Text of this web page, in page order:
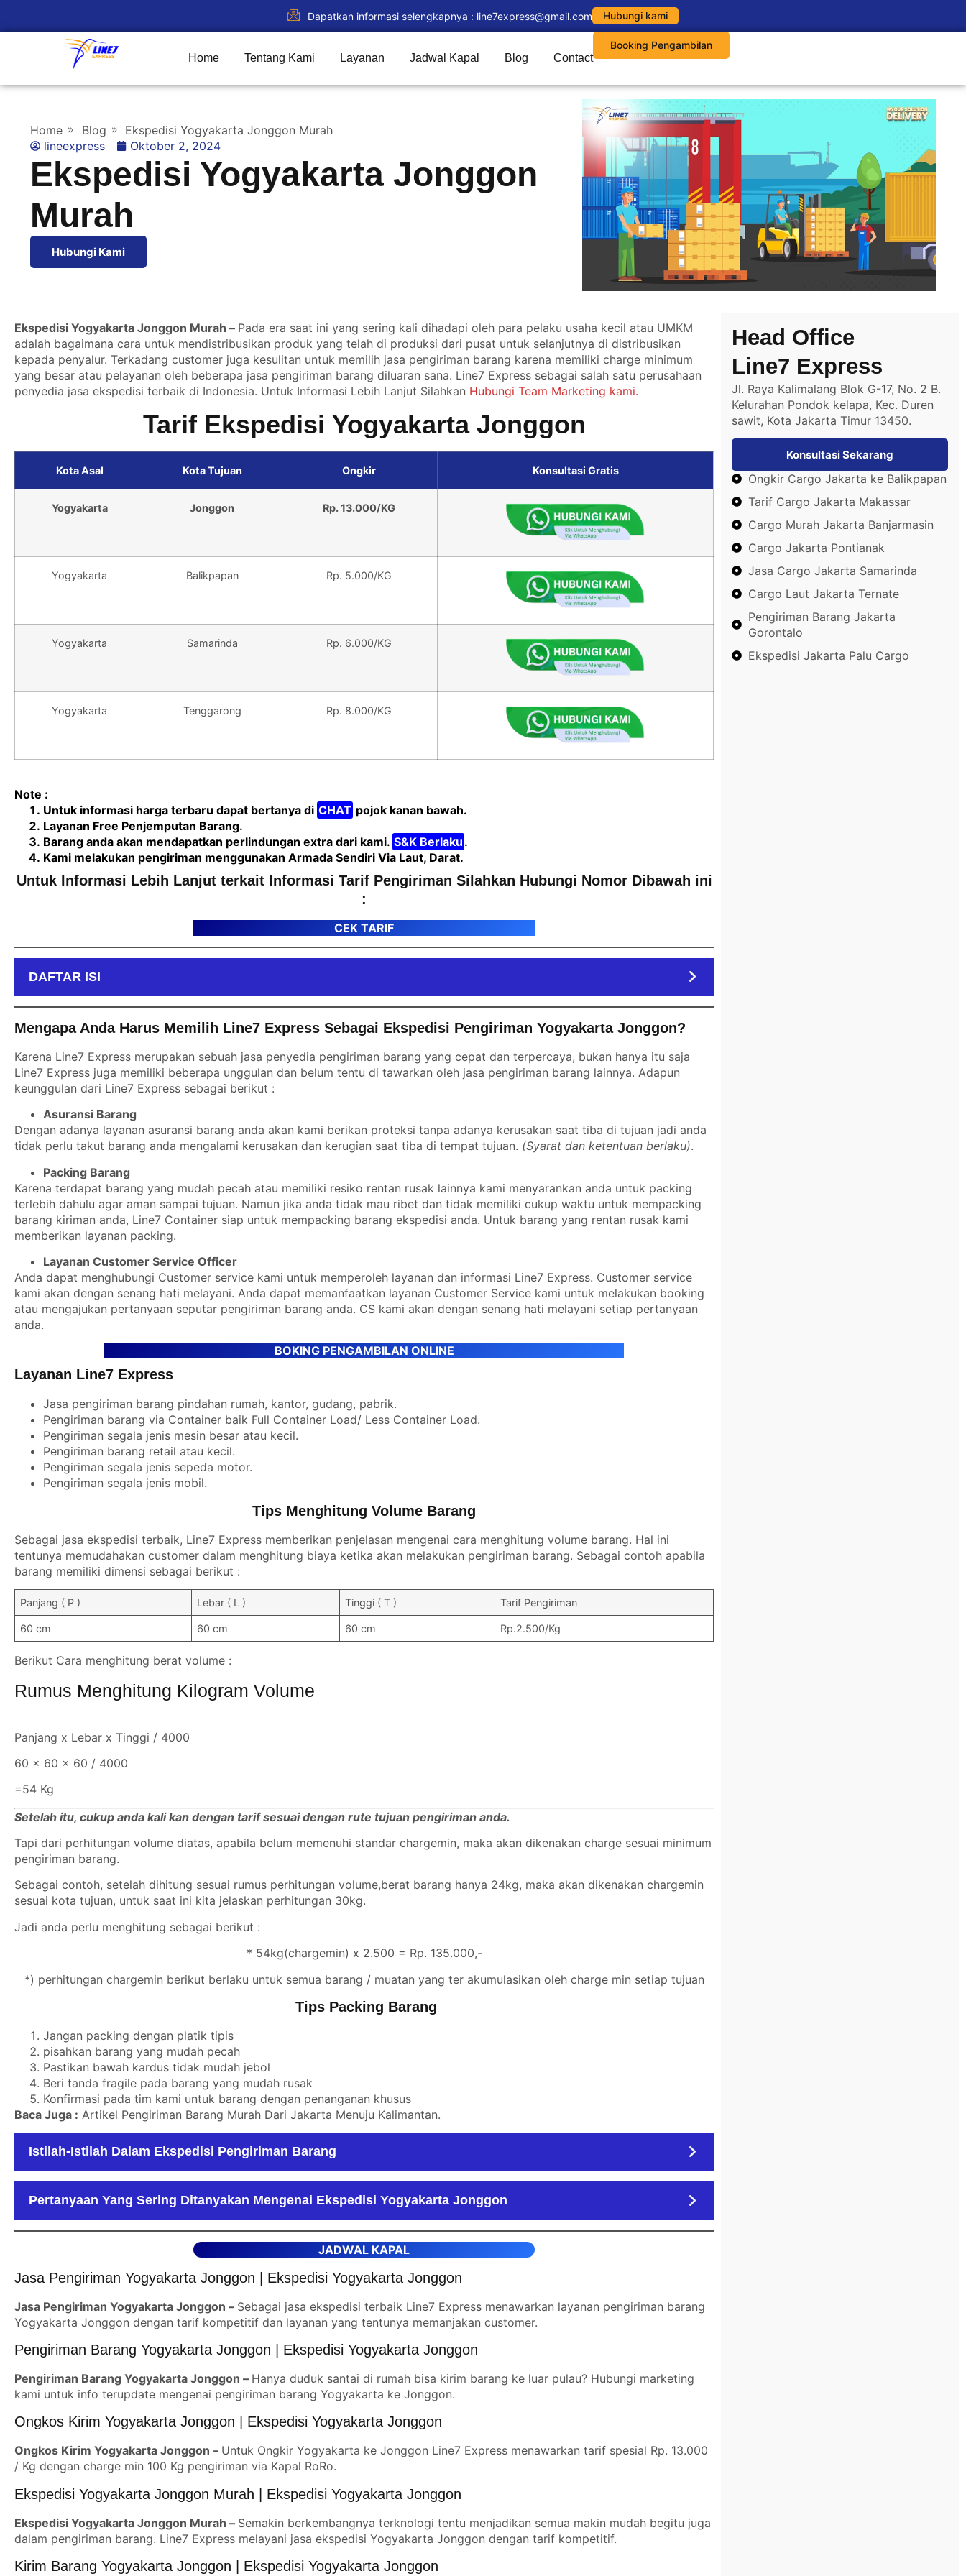
Dapatkan informasi selengkapnya : line7express@gmail.com Hubungi kami
Home Tentang Kami Layanan Jadwal Kapal Blog Contact
Booking Pengambilan
Home Blog
Ekspedisi Yogyakarta Jonggon Murah
lineexpress
Oktober 2, 2024
Ekspedisi Yogyakarta Jonggon
Murah
Hubungi Kami
Ekspedisi Yogyakarta Jonggon Murah – Pada era saat ini yang sering kali dihadapi oleh para pelaku usaha kecil atau UMKM
adalah bagaimana cara untuk mendistribusikan produk yang telah di produksi dari pusat untuk selanjutnya di distribusikan
kepada penyalur. Terkadang customer juga kesulitan untuk memilih jasa pengiriman barang karena memiliki charge minimum
yang besar atau pelayanan oleh beberapa jasa pengiriman barang diluaran sana. Line7 Express sebagai salah satu perusahaan
penyedia jasa ekspedisi terbaik di Indonesia. Untuk Informasi Lebih Lanjut Silahkan Hubungi Team Marketing kami.
Tarif Ekspedisi Yogyakarta Jonggon
Kota Asal Kota Tujuan Ongkir Konsultasi Gratis
Yogyakarta Jonggon Rp. 13.000/KG
Yogyakarta Balikpapan Rp. 5.000/KG
Yogyakarta Samarinda Rp. 6.000/KG
Yogyakarta Tenggarong Rp. 8.000/KG
Note :
Untuk informasi harga terbaru dapat bertanya di CHAT pojok kanan bawah.
Layanan Free Penjemputan Barang.
Barang anda akan mendapatkan perlindungan extra dari kami. S&K Berlaku .
Kami melakukan pengiriman menggunakan Armada Sendiri Via Laut, Darat.
Untuk Informasi Lebih Lanjut terkait Informasi Tarif Pengiriman Silahkan Hubungi Nomor Dibawah ini
:
CEK TARIF
DAFTAR ISI
Mengapa Anda Harus Memilih Line7 Express Sebagai Ekspedisi Pengiriman Yogyakarta Jonggon?
Karena Line7 Express merupakan sebuah jasa penyedia pengiriman barang yang cepat dan terpercaya, bukan hanya itu saja
Line7 Express juga memiliki beberapa unggulan dan belum tentu di tawarkan oleh jasa pengiriman barang lainnya. Adapun
keunggulan dari Line7 Express sebagai berikut :
Asuransi Barang
Dengan adanya layanan asuransi barang anda akan kami berikan proteksi tanpa adanya kerusakan saat tiba di tujuan jadi anda
tidak perlu takut barang anda mengalami kerusakan dan kerugian saat tiba di tempat tujuan. (Syarat dan ketentuan berlaku).
Packing Barang
Karena terdapat barang yang mudah pecah atau memiliki resiko rentan rusak lainnya kami menyarankan anda untuk packing
terlebih dahulu agar aman sampai tujuan. Namun jika anda tidak mau ribet dan tidak memiliki cukup waktu untuk mempacking
barang kiriman anda, Line7 Container siap untuk mempacking barang ekspedisi anda. Untuk barang yang rentan rusak kami
memberikan layanan packing.
Layanan Customer Service Officer
Anda dapat menghubungi Customer service kami untuk memperoleh layanan dan informasi Line7 Express. Customer service
kami akan dengan senang hati melayani. Anda dapat memanfaatkan layanan Customer Service kami untuk melakukan booking
atau mengajukan pertanyaan seputar pengiriman barang anda. CS kami akan dengan senang hati melayani setiap pertanyaan
anda.
BOKING PENGAMBILAN ONLINE
Layanan Line7 Express
Jasa pengiriman barang pindahan rumah, kantor, gudang, pabrik.
Pengiriman barang via Container baik Full Container Load/ Less Container Load.
Pengiriman segala jenis mesin besar atau kecil.
Pengiriman barang retail atau kecil.
Pengiriman segala jenis sepeda motor.
Pengiriman segala jenis mobil.
Tips Menghitung Volume Barang
Sebagai jasa ekspedisi terbaik, Line7 Express memberikan penjelasan mengenai cara menghitung volume barang. Hal ini
tentunya memudahakan customer dalam menghitung biaya ketika akan melakukan pengiriman barang. Sebagai contoh apabila
barang memiliki dimensi sebagai berikut :
Panjang ( P ) Lebar ( L ) Tinggi ( T ) Tarif Pengiriman
60 cm 60 cm 60 cm Rp.2.500/Kg
Berikut Cara menghitung berat volume :
Rumus Menghitung Kilogram Volume
Panjang x Lebar x Tinggi / 4000
60 x 60 x 60 / 4000
=54 Kg
Setelah itu, cukup anda kali kan dengan tarif sesuai dengan rute tujuan pengiriman anda.
Tapi dari perhitungan volume diatas, apabila belum memenuhi standar chargemin, maka akan dikenakan charge sesuai minimum
pengiriman barang.
Sebagai contoh, setelah dihitung sesuai rumus perhitungan volume,berat barang hanya 24kg, maka akan dikenakan chargemin
sesuai kota tujuan, untuk saat ini kita jelaskan perhitungan 30kg.
Jadi anda perlu menghitung sebagai berikut :
* 54kg(chargemin) x 2.500 = Rp. 135.000,-
*) perhitungan chargemin berikut berlaku untuk semua barang / muatan yang ter akumulasikan oleh charge min setiap tujuan
Tips Packing Barang
Jangan packing dengan platik tipis
pisahkan barang yang mudah pecah
Pastikan bawah kardus tidak mudah jebol
Beri tanda fragile pada barang yang mudah rusak
Konfirmasi pada tim kami untuk barang dengan penanganan khusus
Baca Juga : Artikel Pengiriman Barang Murah Dari Jakarta Menuju Kalimantan.
Istilah-Istilah Dalam Ekspedisi Pengiriman Barang
Pertanyaan Yang Sering Ditanyakan Mengenai Ekspedisi Yogyakarta Jonggon
JADWAL KAPAL
Jasa Pengiriman Yogyakarta Jonggon | Ekspedisi Yogyakarta Jonggon
Jasa Pengiriman Yogyakarta Jonggon – Sebagai jasa ekspedisi terbaik Line7 Express menawarkan layanan pengiriman barang
Yogyakarta Jonggon dengan tarif kompetitif dan layanan yang tentunya memanjakan customer.
Pengiriman Barang Yogyakarta Jonggon | Ekspedisi Yogyakarta Jonggon
Pengiriman Barang Yogyakarta Jonggon – Hanya duduk santai di rumah bisa kirim barang ke luar pulau? Hubungi marketing
kami untuk info terupdate mengenai pengiriman barang Yogyakarta ke Jonggon.
Ongkos Kirim Yogyakarta Jonggon | Ekspedisi Yogyakarta Jonggon
Ongkos Kirim Yogyakarta Jonggon – Untuk Ongkir Yogyakarta ke Jonggon Line7 Express menawarkan tarif spesial Rp. 13.000
/ Kg dengan charge min 100 Kg pengiriman via Kapal RoRo.
Ekspedisi Yogyakarta Jonggon Murah | Ekspedisi Yogyakarta Jonggon
Ekspedisi Yogyakarta Jonggon Murah – Semakin berkembangnya terknologi tentu menjadikan semua makin mudah begitu juga
dalam pengiriman barang. Line7 Express melayani jasa ekspedisi Yogyakarta Jonggon dengan tarif kompetitif.
Kirim Barang Yogyakarta Jonggon | Ekspedisi Yogyakarta Jonggon
Head Office
Line7 Express
Jl. Raya Kalimalang Blok G-17, No. 2 B.
Kelurahan Pondok kelapa, Kec. Duren
sawit, Kota Jakarta Timur 13450.
Konsultasi Sekarang
Ongkir Cargo Jakarta ke Balikpapan
Tarif Cargo Jakarta Makassar
Cargo Murah Jakarta Banjarmasin
Cargo Jakarta Pontianak
Jasa Cargo Jakarta Samarinda
Cargo Laut Jakarta Ternate
Pengiriman Barang Jakarta
Gorontalo
Ekspedisi Jakarta Palu Cargo